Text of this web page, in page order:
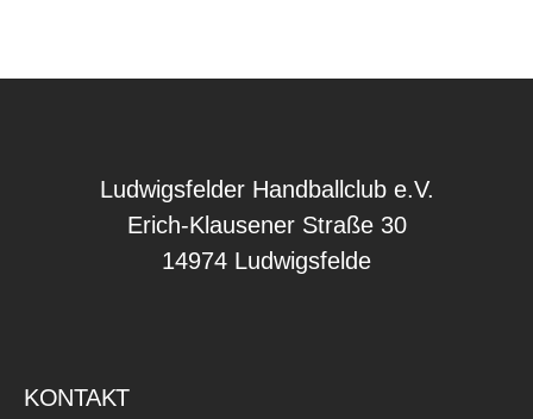
Ludwigsfelder Handballclub e.V.
Erich-Klausener Straße 30
14974 Ludwigsfelde
KONTAKT